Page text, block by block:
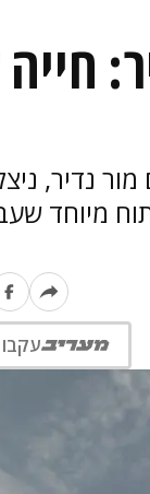
נדיר,
מיוחד
עקבו